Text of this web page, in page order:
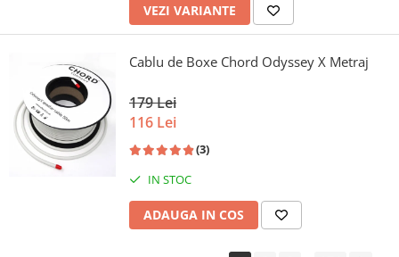
VEZI VARIANTE
Cablu de Boxe Chord Odyssey X Metraj
179 Lei
116 Lei
(3)
IN STOC
ADAUGA IN COS